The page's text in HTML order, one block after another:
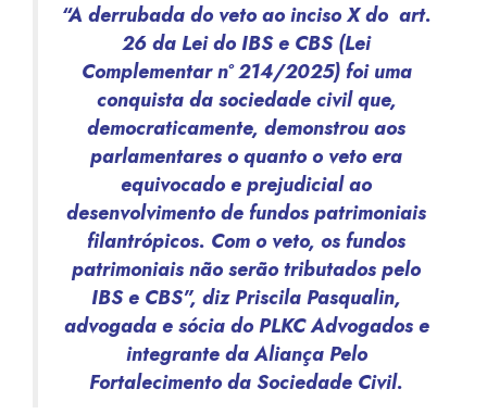
“A derrubada do veto ao inciso X do art.
26 da Lei do IBS e CBS (Lei
Complementar nº 214/2025) foi uma
conquista da sociedade civil que,
democraticamente, demonstrou aos
parlamentares o quanto o veto era
equivocado e prejudicial ao
desenvolvimento de fundos patrimoniais
filantrópicos. Com o veto, os fundos
patrimoniais não serão tributados pelo
IBS e CBS”, diz Priscila Pasqualin,
advogada e sócia do PLKC Advogados e
integrante da Aliança Pelo
Fortalecimento da Sociedade Civil.